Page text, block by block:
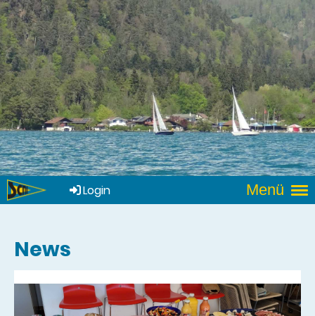
Menü
Login
News